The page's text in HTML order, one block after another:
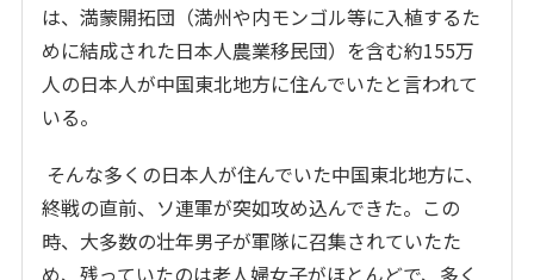
は、満蒙開拓団（満州や内モンゴル等に入植するた
めに結成された日本人農業移民団）を含む約155万
人の日本人が中国東北地方に住んでいたと言われて
いる。
そんな多くの日本人が住んでいた中国東北地方に、
終戦の直前、ソ連軍が突如攻め込んできた。この
時、大多数の壮年男子が軍隊に召集されていたた
め、残っていたのは老人婦女子がほとんどで、多く